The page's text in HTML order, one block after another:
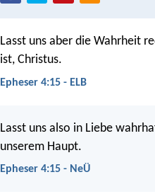
Lasst uns aber die Wahrheit
ist, Christus.
Epheser 4:15 - ELB
Lasst uns also in Liebe
unserem Haupt.
Epheser 4:15 - NeÜ